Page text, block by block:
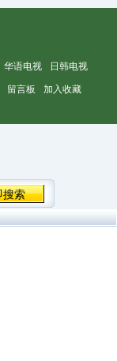
华语电视 日韩电视
留言板 加入收藏